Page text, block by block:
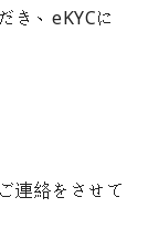
き、eKYCに
連絡をさせて